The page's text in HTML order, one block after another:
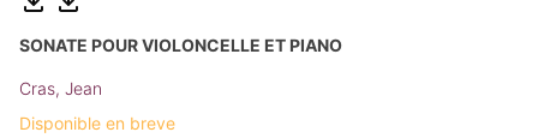
SONATE POUR VIOLONCELLE ET PIANO
Cras, Jean
Disponible en breve